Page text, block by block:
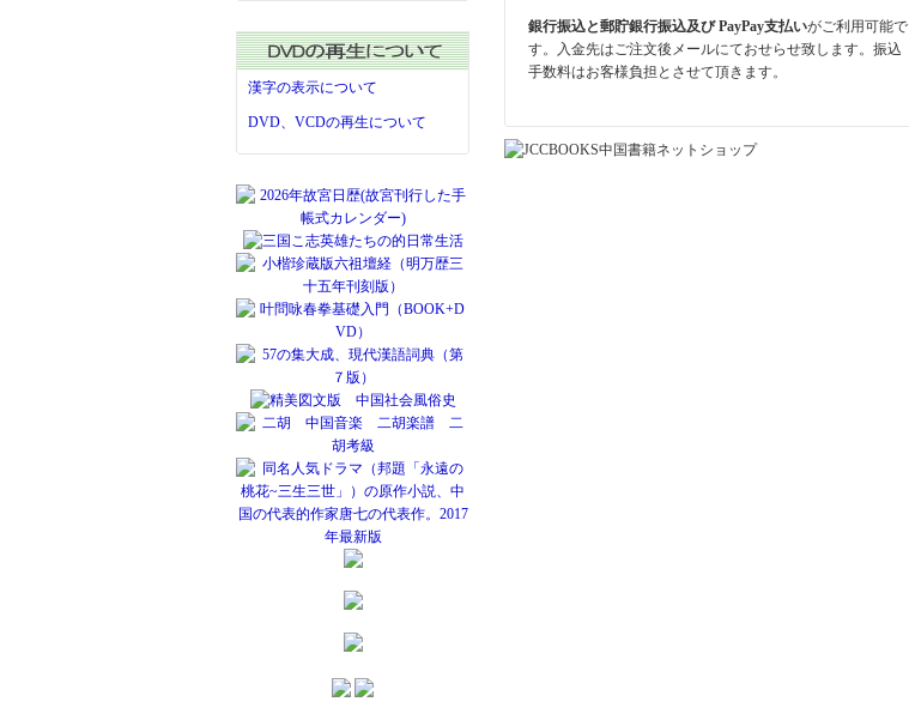
漢字の表示について
DVD、VCDの再生について
銀行振込と郵貯銀行振込及び PayPay支払いがご利用可能で
す。入金先はご注文後メールにておせらせ致します。振込
手数料はお客様負担とさせて頂きます。